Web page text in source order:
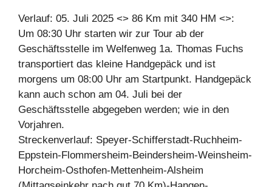
Verlauf: 05. Juli 2025 <> 86 Km mit 340 HM <>:
Um 08:30 Uhr starten wir zur Tour ab der
Geschäftsstelle im Welfenweg 1a. Thomas Fuchs
transportiert das kleine Handgepäck und ist
morgens um 08:00 Uhr am Startpunkt. Handgepäck
kann auch schon am 04. Juli bei der
Geschäftsstelle abgegeben werden; wie in den
Vorjahren.
Streckenverlauf: Speyer-Schifferstadt-Ruchheim-
Eppstein-Flommersheim-Beindersheim-Weinsheim-
Horcheim-Osthofen-Mettenheim-Alsheim